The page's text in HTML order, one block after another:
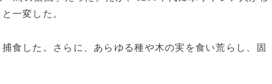
一変した。
食した。さらに、あらゆる種や木の実を食い荒らし、固